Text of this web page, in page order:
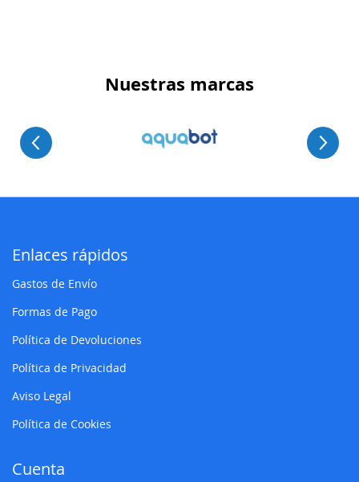
Nuestras marcas
Enlaces rápidos
Gastos de Envío
Formas de Pago
Política de Devoluciones
Política de Privacidad
Aviso Legal
Política de Cookies
Cuenta